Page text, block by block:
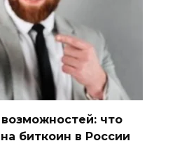
что
биткоин в России